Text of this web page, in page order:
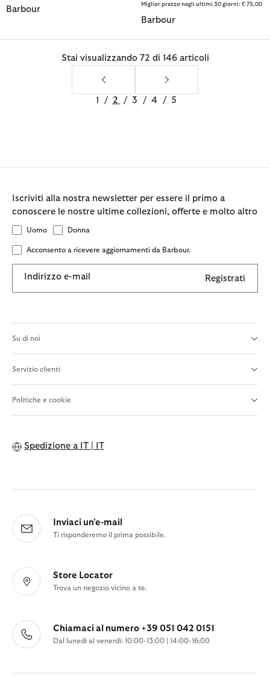
Barbour
Miglior prezzo negli ultimi 30 giorni: € 75,00
Barbour
Stai visualizzando 72 di 146 articoli
1 / 2 / 3 / 4 / 5
Iscriviti alla nostra newsletter per essere il primo a
conoscere le nostre ultime collezioni, offerte e molto altro
Uomo Donna
Acconsento a ricevere aggiornamenti da Barbour.
Indirizzo e-mail Registrati
Su di noi
Servizio clienti
Politiche e cookie
Spedizione a IT | IT
Inviaci un'e-mail
Ti risponderemo il prima possibile.
Store Locator
Trova un negozio vicino a te.
Chiamaci al numero +39 051 042 0151
Dal lunedì al venerdì: 10:00-13:00 | 14:00-16:00